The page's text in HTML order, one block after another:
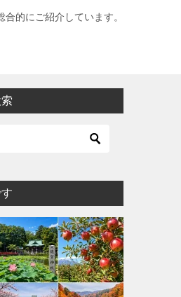
的にご紹介しています。